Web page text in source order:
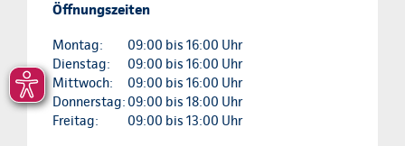
Öffnungszeiten
Montag:
09:00 bis 16:00 Uhr
Dienstag:
09:00 bis 16:00 Uhr
Mittwoch:
09:00 bis 16:00 Uhr
Donnerstag: 09:00 bis 18:00 Uhr
Freitag:
09:00 bis 13:00 Uhr